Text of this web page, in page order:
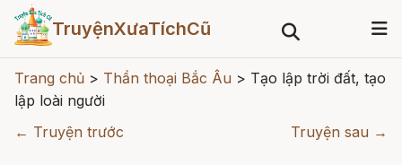
TruyệnXưaTíchCũ
Trang chủ > Thần thoại Bắc Âu > Tạo lập trời đất, tạo
lập loài người
← Truyện trước
Truyện sau →